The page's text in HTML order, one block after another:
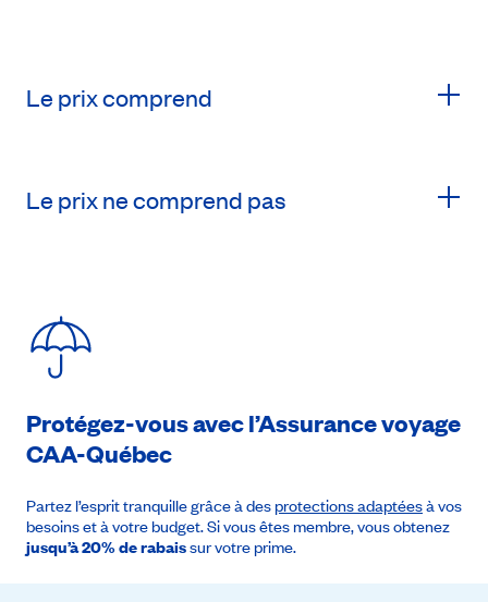
Le prix comprend
Le prix ne comprend pas
Protégez-vous avec l’Assurance voyage
CAA-Québec
Partez l’esprit tranquille grâce à desprotections adaptéesà vos
besoins et à votre budget. Si vous êtes membre, vous obtenez
jusqu’à 20% de rabaissur votre prime.